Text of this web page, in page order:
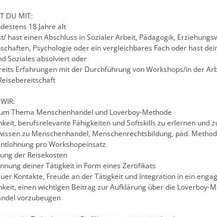
DU MIT:
18 Jahre alt
hast einen Abschluss in Sozialer Arbeit, Pädagogik,
Psychologie oder ein vergleichbares Fach oder hast
Soziales absolviert oder
Erfahrungen mit der Durchführung von Workshops/in der
Thema Menschenhandel und Loverboy-Methode
berufsrelevante Fähigkeiten und Softskills zu erlernen und
zu Menschenhandel, Menschenrechtsbildung, päd.
pro Workshopeinsatz
der Reisekosten
deiner Tätigkeit in Form eines Zertifikats
Kontakte, Freude an der Tätigkeit und Integration in ein
einen wichtigen Beitrag zur Aufklärung über die Loverboy-
vorzubeugen